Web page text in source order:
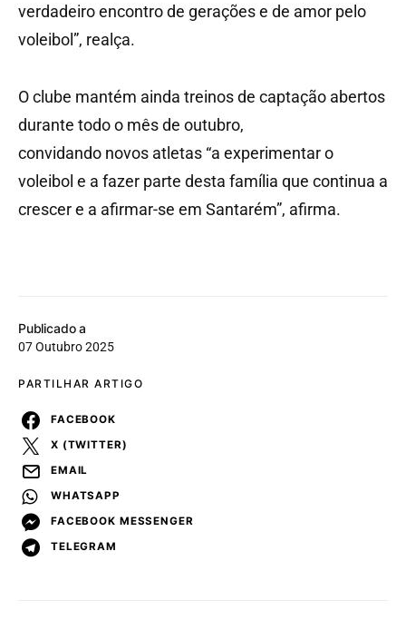
Publicado a
07 Outubro 2025
PARTILHAR ARTIGO
FACEBOOK
X (TWITTER)
EMAIL
WHATSAPP
FACEBOOK MESSENGER
TELEGRAM
verdadeiro encontro de gerações e de amor pelo
voleibol”, realça.
O clube mantém ainda treinos de captação abertos
durante todo o mês de outubro,
convidando novos atletas “a experimentar o
voleibol e a fazer parte desta família que continua a
crescer e a afirmar-se em Santarém”, afirma.